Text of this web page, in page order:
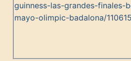
guinness-las-grandes-finales-
mayo-olimpic-badalona/110615